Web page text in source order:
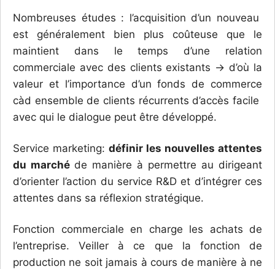
Nombreuses études : l’acquisition d’un nouveau
est généralement bien plus coûteuse que le
maintient dans le temps d’une relation
commerciale avec des clients existants → d’où la
valeur et l’importance d’un fonds de commerce
càd ensemble de clients récurrents d’accès facile
avec qui le dialogue peut être développé.
Service marketing: définir les nouvelles attentes
du marché de manière à permettre au dirigeant
d’orienter l’action du service R&D et d’intégrer ces
attentes dans sa réflexion stratégique.
Fonction commerciale en charge les achats de
l’entreprise. Veiller à ce que la fonction de
production ne soit jamais à cours de manière à ne